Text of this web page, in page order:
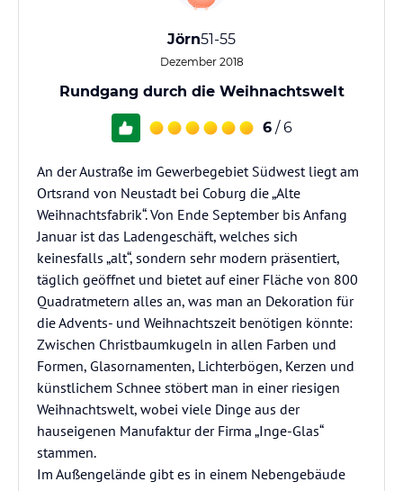
Jörn51-55
Dezember 2018
Rundgang durch die Weihnachtswelt
6 / 6
An der Austraße im Gewerbegebiet Südwest liegt am
Ortsrand von Neustadt bei Coburg die „Alte
Weihnachtsfabrik“. Von Ende September bis Anfang
Januar ist das Ladengeschäft, welches sich
keinesfalls „alt“, sondern sehr modern präsentiert,
täglich geöffnet und bietet auf einer Fläche von 800
Quadratmetern alles an, was man an Dekoration für
die Advents- und Weihnachtszeit benötigen könnte:
Zwischen Christbaumkugeln in allen Farben und
Formen, Glasornamenten, Lichterbögen, Kerzen und
künstlichem Schnee stöbert man in einer riesigen
Weihnachtswelt, wobei viele Dinge aus der
hauseigenen Manufaktur der Firma „Inge-Glas“
stammen.
Im Außengelände gibt es in einem Nebengebäude